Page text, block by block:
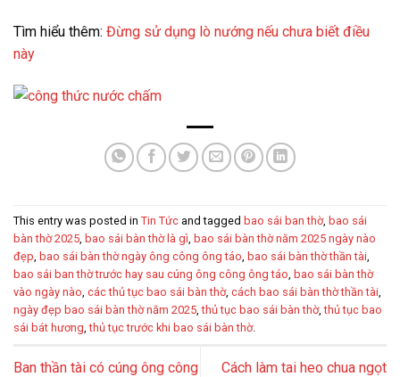
Tìm hiểu thêm: Đừng sử dụng lò nướng nếu chưa biết điều
này
This entry was posted in Tin Tức and tagged bao sái ban thờ, bao sái
bàn thờ 2025 bao sái bàn thờ là gì bao sái bàn thờ năm 2025 ngày nào
đẹp bao sái bàn thờ ngày ông công ông táo bao sái bàn thờ thần tài
bao sái ban thờ trước hay sau cúng ông công ông táo bao sái bàn thờ
vào ngày nào các thủ tục bao sái bàn thờ, cách bao sái bàn thờ thần tài
ngày đẹp bao sái bàn thờ năm 2025 ,thủ tục bao sái bàn thờ,thủ tục bao
sái bát hương ,thủ tục trước khi bao sái bàn thờ.
Ban thần tài có cúng ông công
Cách làm tai heo chua ngọt